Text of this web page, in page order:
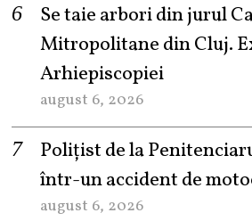
Se taie arbori din jurul
Mitropolitane din Cluj.
Arhiepiscopiei
august 6, 2026
Polițist de la
într-un accident de
august 6, 2026